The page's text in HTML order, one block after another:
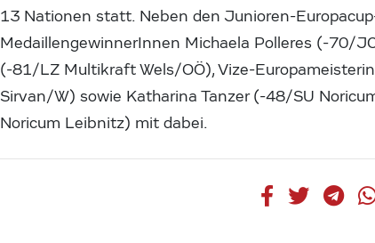
13 Nationen statt. Neben den Junioren-
MedaillengewinnerInnen Michaela Polleres (-70/
(-81/LZ Multikraft Wels/OÖ), Vize-
Sirvan/W) sowie Katharina Tanzer (-48/SU
Noricum Leibnitz) mit dabei.